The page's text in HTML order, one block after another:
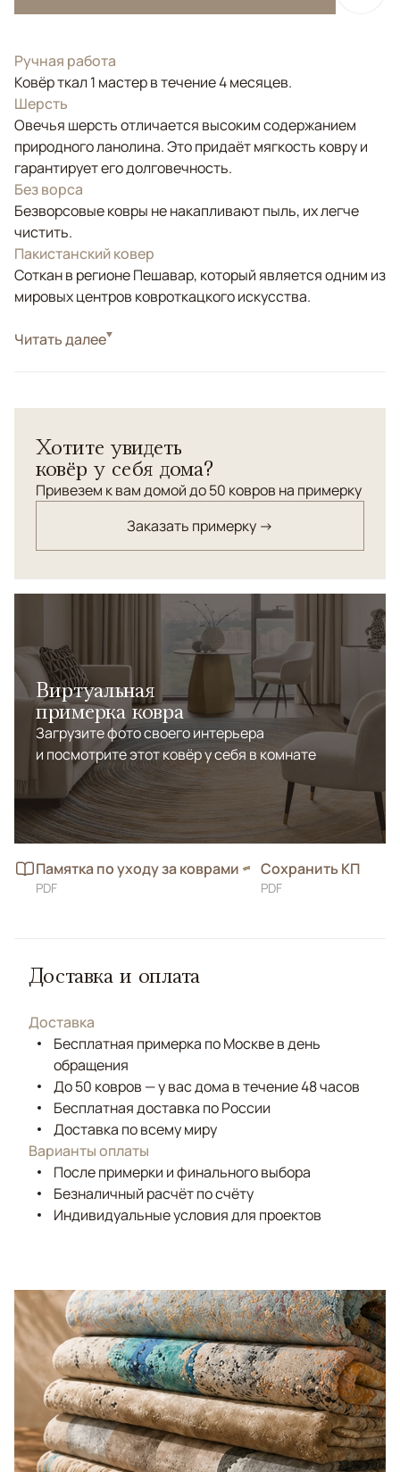
Ручная работа
Ковёр ткал 1 мастер в течение 4 месяцев.
Шерсть
Овечья шерсть отличается высоким содержанием
природного ланолина. Это придаёт мягкость ковру и
гарантирует его долговечность.
Без ворса
Безворсовые ковры не накапливают пыль, их легче
чистить.
Пакистанский ковер
Соткан в регионе Пешавар, который является одним из
мировых центров ковроткацкого искусства.
СтильКилимы и сумахи
Читать далее
Хотите увидеть
ковёр у себя дома?
Привезем к вам домой до 50 ковров на примерку
Заказать примерку →
Виртуальная
примерка ковра
Загрузите фото своего интерьера
и посмотрите этот ковёр у себя в комнате
Памятка по уходу за коврами
PDF
Сохранить КП
PDF
Доставка и оплата
Доставка
Бесплатная примерка по Москве в день
обращения
До 50 ковров — у вас дома в течение 48 часов
Бесплатная доставка по России
Доставка по всему миру
Варианты оплаты
После примерки и финального выбора
Безналичный расчёт по счёту
Индивидуальные условия для проектов